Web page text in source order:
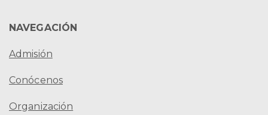
NAVEGACIÓN
Admisión
Conócenos
Organización